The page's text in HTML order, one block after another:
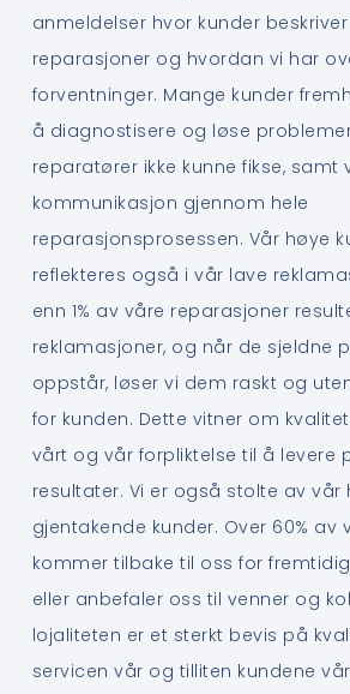
anmeldelser hvor kunder
reparasjoner og hvordan vi har
forventninger. Mange kunder
å diagnostisere og løse
reparatører ikke kunne fikse, samt
kommunikasjon gjennom hele
reparasjonsprosessen. Vår høye
reflekteres også i vår lave
enn 1% av våre reparasjoner
reklamasjoner, og når de sjeldne
oppstår, løser vi dem raskt og
for kunden. Dette vitner om
vårt og vår forpliktelse til å levere
resultater. Vi er også stolte av
gjentakende kunder. Over 60% av
kommer tilbake til oss for
eller anbefaler oss til venner og
lojaliteten er et sterkt bevis på
servicen vår og tilliten kundene